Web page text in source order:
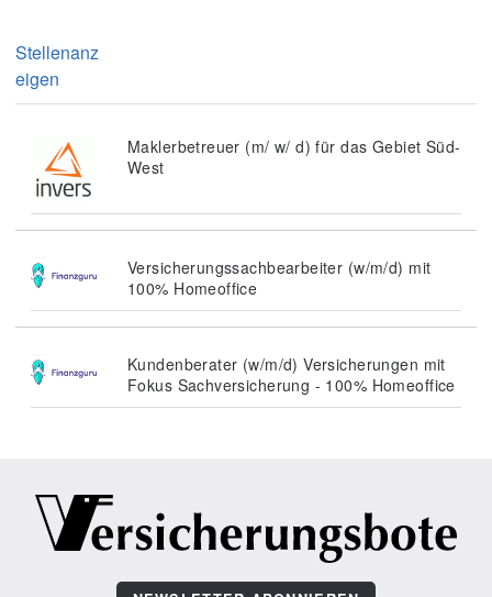
Stellenanz
eigen
Maklerbetreuer (m/ w/ d) für das Gebiet Süd-
West
Versicherungssachbearbeiter (w/m/d) mit
100% Homeoffice
Kundenberater (w/m/d) Versicherungen mit
Fokus Sachversicherung - 100% Homeoffice